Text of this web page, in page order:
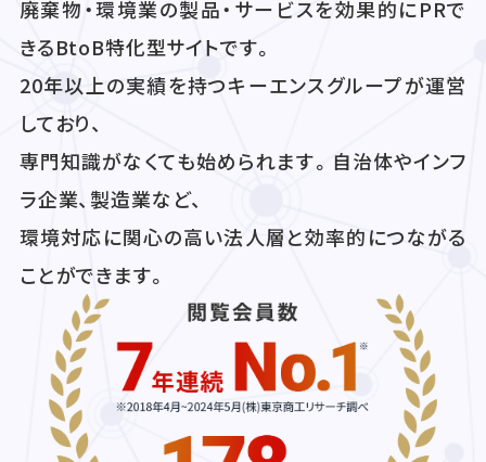
廃棄物・環境業の製品・サービスを効果的にPRで
きるBtoB特化型サイトです。
20年以上の実績を持つキーエンスグループが運営
しており、
専門知識がなくても始められます。自治体やインフ
ラ企業、製造業など、
環境対応に関心の高い法人層と効率的につながる
ことができます。